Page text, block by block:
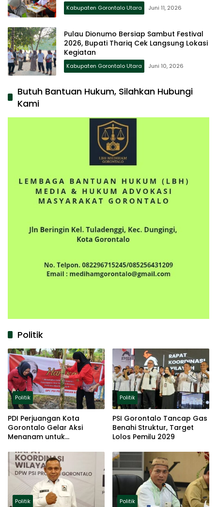
Kabupaten Gorontalo Utara Juni 11, 2026
Pulau Dionumo Bersiap Sambut Festival
2026, Bupati Thariq Cek Langsung Lokasi
Kegiatan
Kabupaten Gorontalo Utara Juni 10, 2026
Butuh Bantuan Hukum, Silahkan Hubungi
Kami
Politik
Politik
PDI Perjuangan Kota
Gorontalo Gelar Aksi
Menanam untuk
Politik
PSI Gorontalo Tancap Gas
Benahi Struktur, Target
Lolos Pemilu 2029
Politik Politik